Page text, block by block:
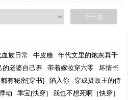
下一页
族日常 牛皮糖
年代文里的炮灰真千
的老婆自己养 带着嫁妆穿六零
坏情书
有秘密[穿书] 陷入你
穿成摄政王的侍
动 乖宝[快穿]
我也不想死啊［快穿］